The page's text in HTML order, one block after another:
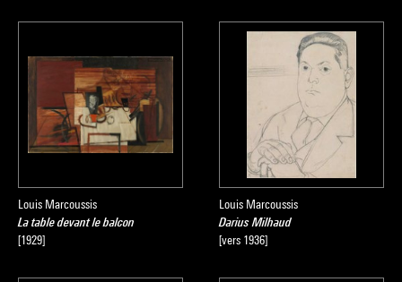
Louis Marcoussis
La table devant le balcon
[1929]
Louis Marcoussis
Darius Milhaud
[vers 1936]